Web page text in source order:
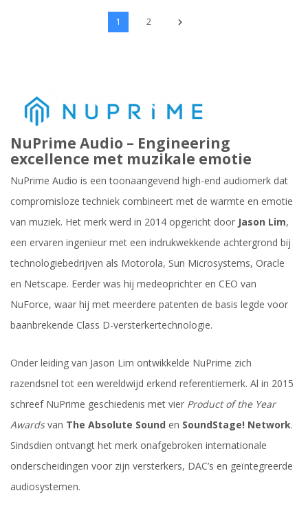
1 2
NuPrime Audio – Engineering
excellence met muzikale emotie
NuPrime Audio is een toonaangevend high-end audiomerk dat
compromisloze techniek combineert met de warmte en emotie
van muziek. Het merk werd in 2014 opgericht door Jason Lim,
een ervaren ingenieur met een indrukwekkende achtergrond bij
technologiebedrijven als Motorola, Sun Microsystems, Oracle
en Netscape. Eerder was hij medeoprichter en CEO van
NuForce, waar hij met meerdere patenten de basis legde voor
baanbrekende Class D-versterkertechnologie.
Onder leiding van Jason Lim ontwikkelde NuPrime zich
razendsnel tot een wereldwijd erkend referentiemerk. Al in 2015
schreef NuPrime geschiedenis met vier Product of the Year
Awardsvan The Absolute Sound en SoundStage! Network.
Sindsdien ontvangt het merk onafgebroken internationale
onderscheidingen voor zijn versterkers, DAC’s en geïntegreerde
audiosystemen.